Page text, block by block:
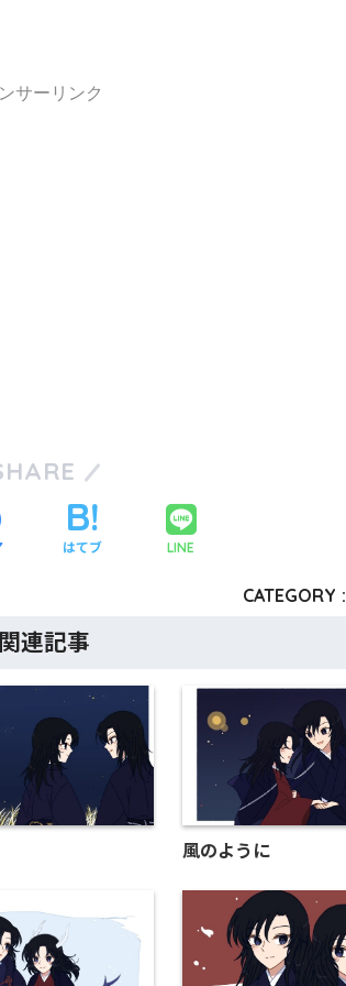
サーリンク
はてブ LINE
CATEGORY :
連記事
風のように